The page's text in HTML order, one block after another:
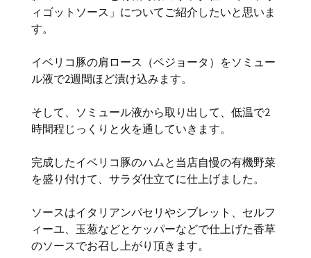
ィゴットソース」についてご紹介したいと思いま
す。
イベリコ豚の肩ロース（ベジョータ）をソミュー
ル液で2週間ほど漬け込みます。
そして、ソミュール液から取り出して、低温で2
時間程じっくりと火を通していきます。
完成したイベリコ豚のハムと当店自慢の有機野菜
を盛り付けて、サラダ仕立てに仕上げました。
ソースはイタリアンパセリやシブレット、セルフ
ィーユ、玉葱などとケッパーなどで仕上げた香草
のソースでお召し上がり頂きます。